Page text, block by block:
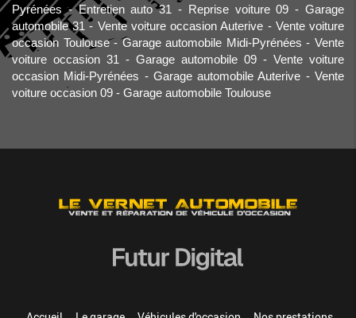
Pyrénées
Entretien auto 31 Reprise voiture 09
Garage
automobile 31
Vente voiture occasion Auterive
Vente voiture
occasion Toulouse
Garage automobile Midi-Pyrénées
Vente
voiture occasion 31
Garage automobile 09
Vente voiture
occasion Midi-Pyrénées
Garage automobile Auterive
Vente
voiture occasion 09
Garage automobile Toulouse